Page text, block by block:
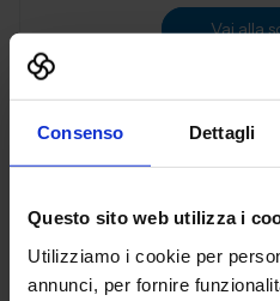
Consenso Dettagli
Questo sito web utilizza i
Utilizziamo i cookie per
annunci, per fornire
Vai alla
3D PRINT
Padiglione: